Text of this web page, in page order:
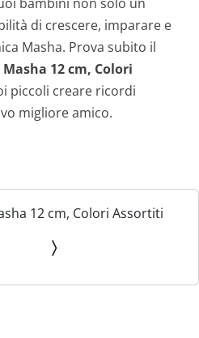
di crescere, imparare e
Masha. Prova subito il
12 cm, Colori
piccoli creare ricordi
migliore amico.
12 cm, Colori Assortiti